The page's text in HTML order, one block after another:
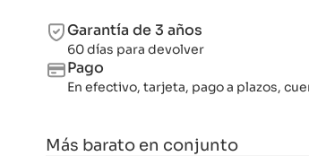
Garantía de 3 años
60 días para devolver
Pago
En efectivo, tarjeta, pago a plazos,
Más barato en conjunto